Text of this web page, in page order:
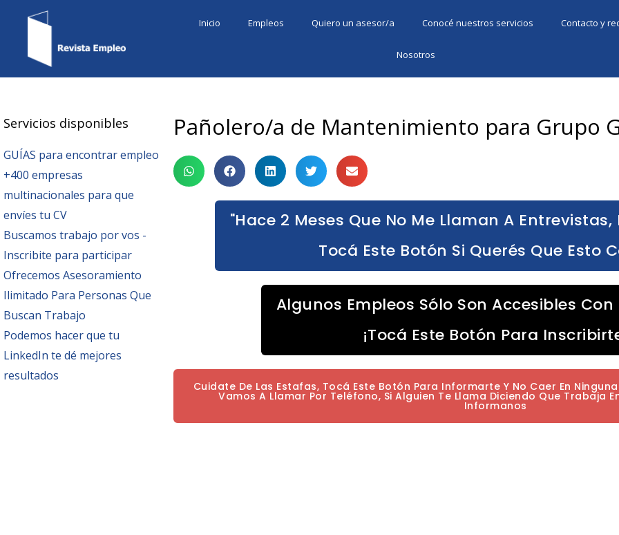
Inicio Empleos Quiero un asesor/a Conocé nuestros servicios Contacto y
Nosotros
Servicios disponibles
GUÍAS para encontrar empleo
+400 empresas
multinacionales para que
envíes tu CV
Buscamos trabajo por vos -
Inscribite para participar
Ofrecemos Asesoramiento
Ilimitado Para Personas Que
Buscan Trabajo
Podemos hacer que tu
LinkedIn te dé mejores
resultados
Pañolero/a de Mantenimiento para Grupo
"Hace 2 Meses Que No Me Llaman A Entrevistas,
Tocá Este Botón Si Querés Que Esto
Algunos Empleos Sólo Son Accesibles
¡Tocá Este Botón Para
Cuidate De Las Estafas, Tocá Este Botón Para Informarte Y No Caer En
Vamos A Llamar Por Teléfono, Si Alguien Te Llama Diciendo Que Trabaja
Informanos